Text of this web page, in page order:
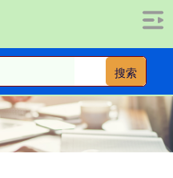
搜索